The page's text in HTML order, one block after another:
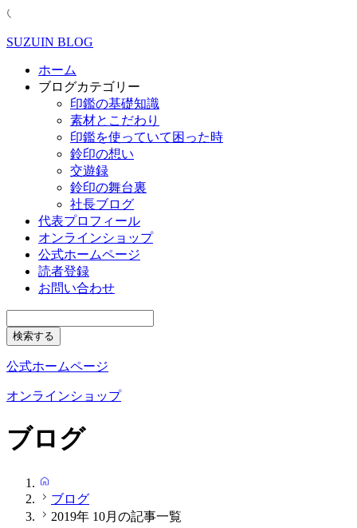
SUZUIN BLOG
ホーム
ブログカテゴリー
印鑑の基礎知識
素材とこだわり
印鑑を使っていて困った時
鈴印の想い
交遊録
鈴印の舞台裏
社長ブログ
代表プロフィール
オンラインショップ
公式ホームページ
読者登録
お問い合わせ
公式ホームページ
オンラインショップ
ブログ
ブログ
2019年 10月の記事一覧